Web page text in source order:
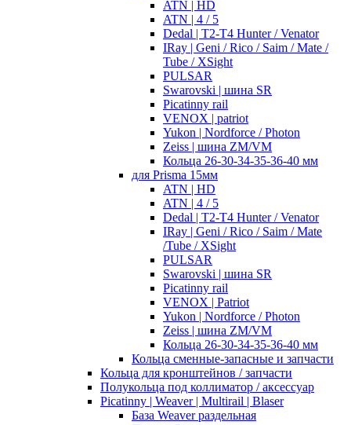
ATN | HD
ATN | 4 / 5
Dedal | T2-T4 Hunter / Venator
IRay | Geni / Rico / Saim / Mate /
Tube / XSight
PULSAR
Swarovski | шина SR
Picatinny rail
VENOX | patriot
Yukon | Nordforce / Photon
Zeiss | шина ZM/VM
Кольца 26-30-34-35-36-40 мм
для Prisma 15мм
ATN | HD
ATN | 4 / 5
Dedal | T2-T4 Hunter / Venator
IRay | Geni / Rico / Saim / Mate
/Tube / XSight
PULSAR
Swarovski | шина SR
Picatinny rail
VENOX | Patriot
Yukon | Nordforce / Photon
Zeiss | шина ZM/VM
Кольца 26-30-34-35-36-40 мм
Кольца сменные-запасные и запчасти
Кольца для кронштейнов / запчасти
Полукольца под коллиматор / аксессуар
Picatinny | Weaver | Multirail | Blaser
База Weaver раздельная